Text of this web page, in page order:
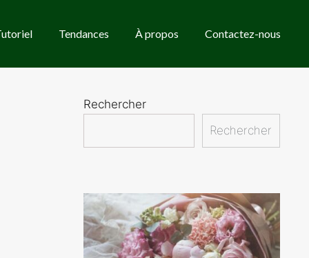
Tendances À propos Contactez-nous
Rechercher
Rechercher